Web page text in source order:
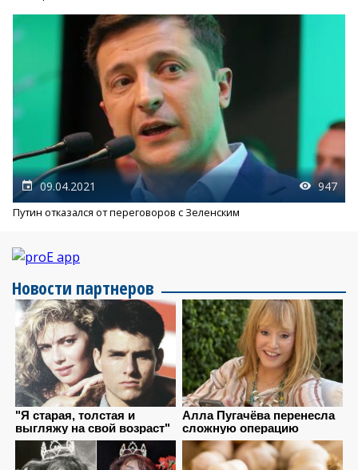
09.04.2021 947
Путин отказался от переговоров с Зеленским
Новости партнеров